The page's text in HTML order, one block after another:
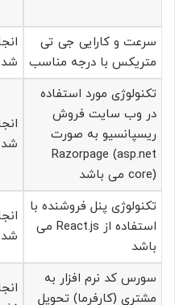
سرعت و کارایی جی تی
متریکس با درجه مناسب
شد
تکنولوژی مورد استفاده
در وب سایت فروش
ریسپانسیو به صورت
Razorpage (asp.net
core) می باشد
شد
تکنولوژی پنل فروشنده با
استفاده از React.js می
باشد
شد
سورس کد نرم افزار به
مشتری (کارفرما) تحویل